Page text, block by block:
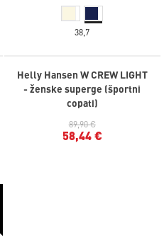
38,7
Helly Hansen W CREW LIGHT
- ženske superge (športni
copati)
89,90 €
58,44 €